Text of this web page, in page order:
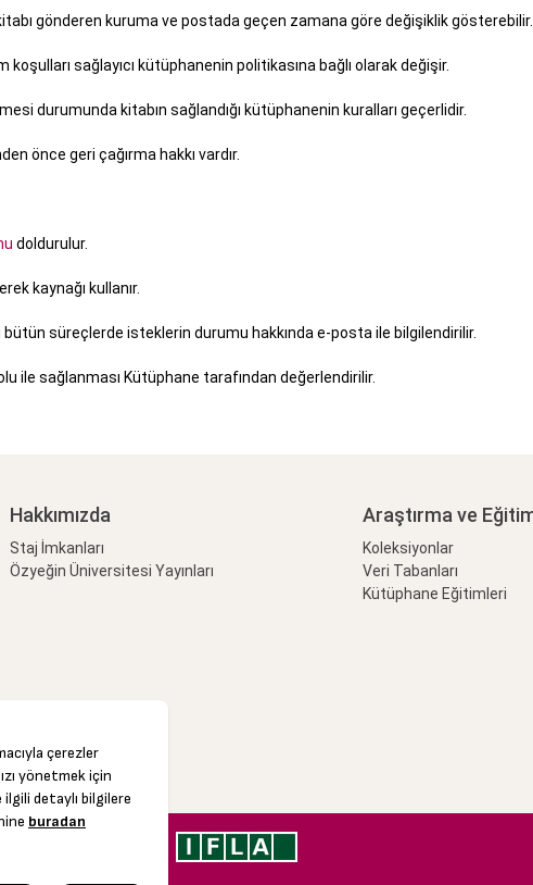
gönderen kuruma ve postada geçen zamana göre değişiklik gösterebilir.
sağlayıcı kütüphanenin politikasına bağlı olarak değişir.
durumunda kitabın sağlandığı kütüphanenin kuralları geçerlidir.
önce geri çağırma hakkı vardır.
doldurulur.
kaynağı kullanır.
süreçlerde isteklerin durumu hakkında e-posta ile bilgilendirilir.
ile sağlanması Kütüphane tarafından değerlendirilir.
Hakkımızda
Staj İmkanları
Özyeğin Üniversitesi Yayınları
Araştırma ve
Koleksiyonlar
Veri Tabanları
Kütüphane Eğitimleri